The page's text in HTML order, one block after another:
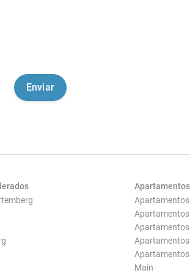
Apartamentos
Apartamentos
Apartamentos
Main